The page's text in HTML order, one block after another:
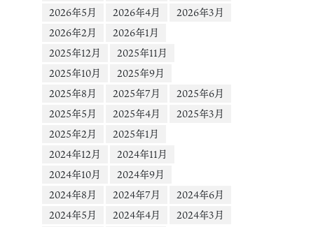
2026年5月
2026年4月
2026年3月
2026年2月
2026年1月
2025年12月
2025年11月
2025年10月
2025年9月
2025年8月
2025年7月
2025年6月
2025年5月
2025年4月
2025年3月
2025年2月
2025年1月
2024年12月
2024年11月
2024年10月
2024年9月
2024年8月
2024年7月
2024年6月
2024年5月
2024年4月
2024年3月